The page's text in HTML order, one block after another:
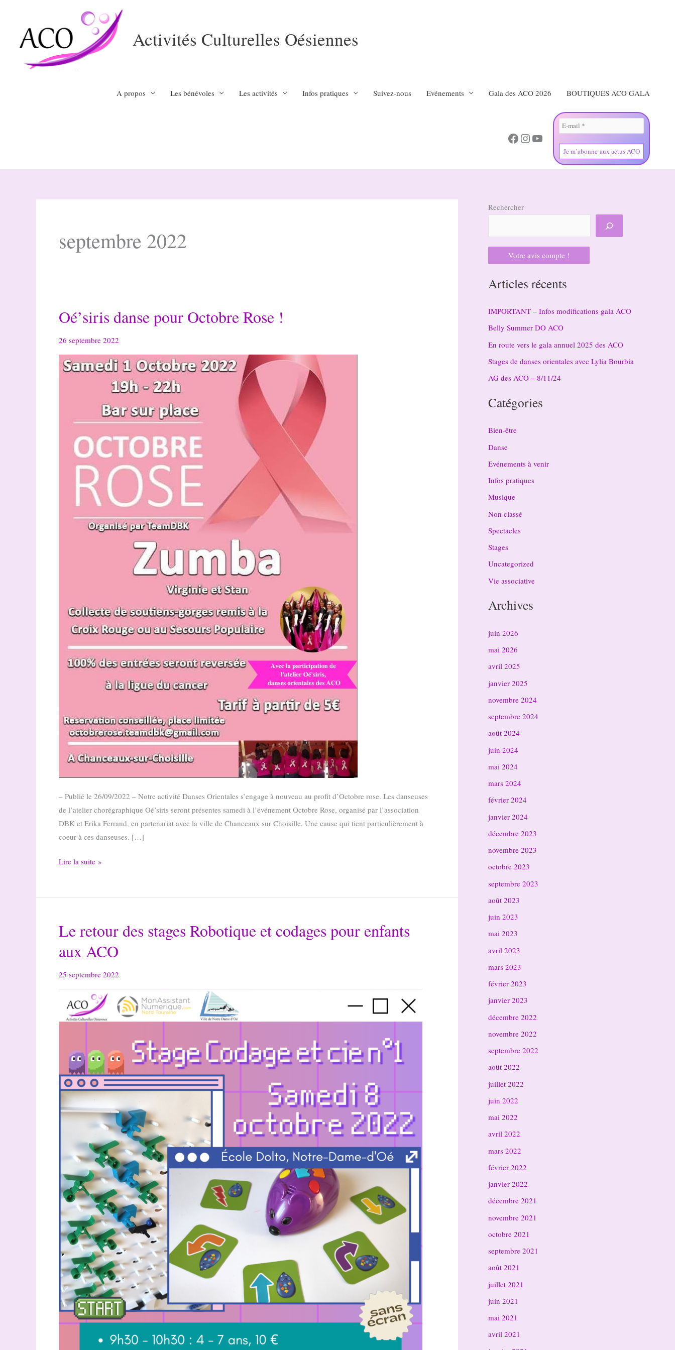
Activités Culturelles Oésiennes
A propos Les bénévoles Les activités Infos pratiques Suivez-nous Evénements Gala des ACO 2026 BOUTIQUES ACO GALA
Facebook
Instagram
YouTube
septembre 2022
Oé’siris danse pour Octobre Rose !
26 septembre 2022
– Publié le 26/09/2022 – Notre activité Danses Orientales s’engage à nouveau au profit d’Octobre rose. Les danseuses
de l’atelier chorégraphique Oé’siris seront présentes samedi à l’événement Octobre Rose, organisé par l’association
DBK et Erika Ferrand, en partenariat avec la ville de Chanceaux sur Choisille. Une cause qui tient particulièrement à
coeur à ces danseuses. […]
Oé’siris
!
Lire la suite »
Le retour des stages Robotique et codages pour enfants
aux ACO
25 septembre 2022
Rechercher
Votre avis compte !
Articles récents
IMPORTANT – Infos modifications gala ACO
Belly Summer DO ACO
En route vers le gala annuel 2025 des ACO
Stages de danses orientales avec Lylia Bourbia
AG des ACO – 8/11/24
Catégories
Bien-être
Danse
Evénements à venir
Infos pratiques
Musique
Non classé
Spectacles
Stages
Uncategorized
Vie associative
Archives
juin 2026
mai 2026
avril 2025
janvier 2025
novembre 2024
septembre 2024
août 2024
juin 2024
mai 2024
mars 2024
février 2024
janvier 2024
décembre 2023
novembre 2023
octobre 2023
septembre 2023
août 2023
juin 2023
mai 2023
avril 2023
mars 2023
février 2023
janvier 2023
décembre 2022
novembre 2022
septembre 2022
août 2022
juillet 2022
juin 2022
mai 2022
avril 2022
mars 2022
février 2022
janvier 2022
décembre 2021
novembre 2021
octobre 2021
septembre 2021
août 2021
juillet 2021
juin 2021
mai 2021
avril 2021